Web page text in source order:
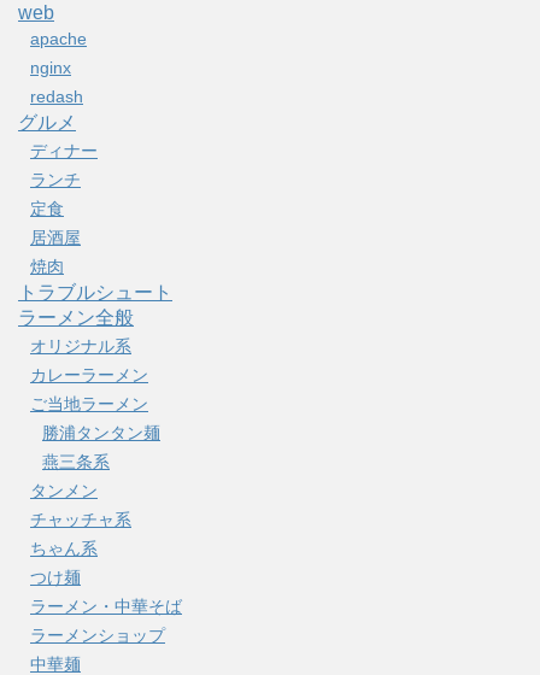
web
apache
nginx
redash
グルメ
ディナー
ランチ
定食
居酒屋
焼肉
トラブルシュート
ラーメン全般
オリジナル系
カレーラーメン
ご当地ラーメン
勝浦タンタン麺
燕三条系
タンメン
チャッチャ系
ちゃん系
つけ麺
ラーメン・中華そば
ラーメンショップ
中華麺